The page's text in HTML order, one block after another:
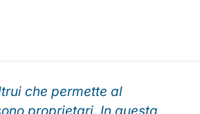
che permette al